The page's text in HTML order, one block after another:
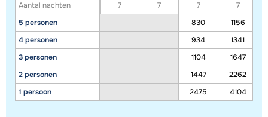
Deze kaart geeft een indicatie van de ligging van onze accommodaties. De
exacte locatie kan enigszins afwijken.
Aantal nachten
5 personen
4 personen
3 personen
2 personen
1 persoon
7
7 7
7
830
1156
934
1341
1104
1647
1447
2262
2475
4104